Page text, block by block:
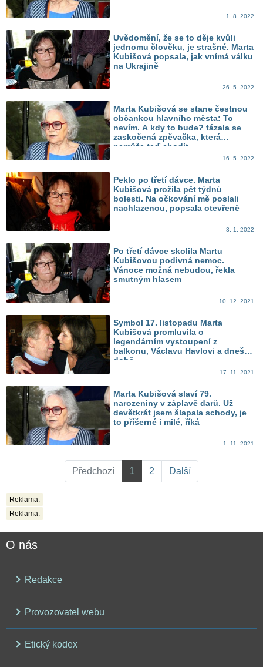
1. 8. 2022
Uvědomění, že se to děje kvůli
jednomu člověku, je strašné. Marta
Kubišová popsala, jak vnímá válku
na Ukrajině
26. 5. 2022
Marta Kubišová se stane čestnou
občankou hlavního města: To
nevím. A kdy to bude? tázala se
zaskočená zpěvačka, která
nemůže teď chodit
16. 5. 2022
Peklo po třetí dávce. Marta
Kubišová prožila pět týdnů
bolesti. Na očkování mě poslali
nachlazenou, popsala otevřeně
3. 1. 2022
Po třetí dávce skolila Martu
Kubišovou podivná nemoc.
Vánoce možná nebudou, řekla
smutným hlasem
10. 12. 2021
Symbol 17. listopadu Marta
Kubišová promluvila o
legendárním vystoupení z
balkonu, Václavu Havlovi a dnešní
době
17. 11. 2021
Marta Kubišová slaví 79.
narozeniny v záplavě darů. Už
devětkrát jsem šlapala schody, je
to příšerné i milé, říká
1. 11. 2021
Předchozí 1 2 Další
Reklama:
Reklama:
O nás
Redakce
Provozovatel webu
Etický kodex